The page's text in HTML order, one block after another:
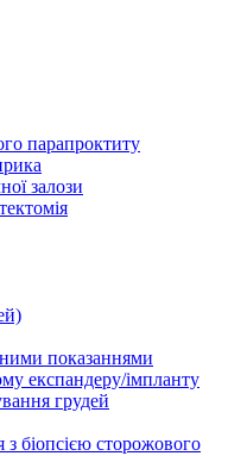
парапроктиту
залози
показаннями
експандеру/імпланту
грудей
біопсією сторожового